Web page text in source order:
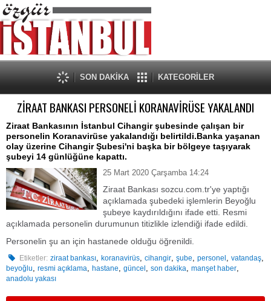
SON DAKİKA KATEGORİLER
ZİRAAT BANKASI PERSONELİ KORANAVİRÜSE YAKALANDI
Ziraat Bankasının İstanbul Cihangir şubesinde çalışan bir
personelin Koranavirüse yakalandığı belirtildi.Banka yaşanan
olay üzerine Cihangir Şubesi'ni başka bir bölgeye taşıyarak
şubeyi 14 günlüğüne kapattı.
25 Mart 2020 Çarşamba 14:24
Ziraat Bankası sozcu.com.tr'ye yaptığı
açıklamada şubedeki işlemlerin Beyoğlu
şubeye kaydırıldığını ifade etti. Resmi
açıklamada personelin durumunun titizlikle izlendiği ifade edildi.
Personelin şu an için hastanede olduğu öğrenildi.
Etiketler: ziraat bankası,koranavirüs,cihangir,şube,personel ,vatandaş,
beyoğlu, resmi açıklama, hastane, güncel , son dakika, manşet haber,
anadolu yakası